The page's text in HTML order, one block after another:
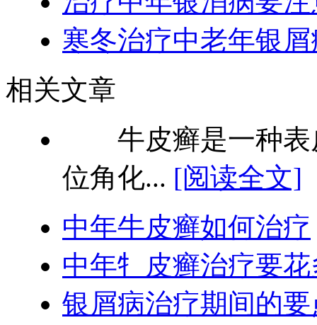
寒冬治疗中老年银
相关文章
牛皮癣是一种表
位角化... [阅读全文]
中年牛皮癣如何治疗
中年牜皮癣治疗要
银屑病治疗期间的要